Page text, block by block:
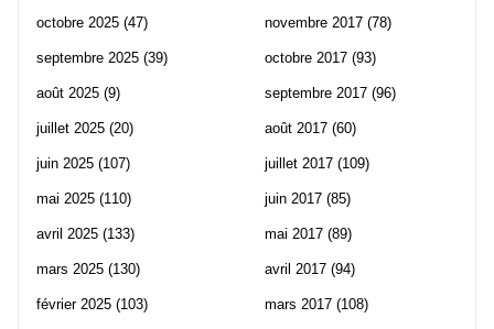
octobre 2025 (47)
septembre 2025 (39)
août 2025 (9)
juillet 2025 (20)
juin 2025 (107)
mai 2025 (110)
avril 2025 (133)
mars 2025 (130)
février 2025 (103)
novembre 2017 (78)
octobre 2017 (93)
septembre 2017 (96)
août 2017 (60)
juillet 2017 (109)
juin 2017 (85)
mai 2017 (89)
avril 2017 (94)
mars 2017 (108)